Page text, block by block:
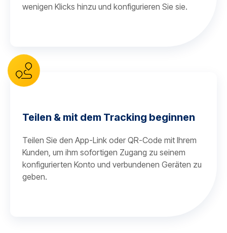
wenigen Klicks hinzu und konfigurieren Sie sie.
Teilen & mit dem Tracking beginnen
Teilen Sie den App-Link oder QR-Code mit Ihrem
Kunden, um ihm sofortigen Zugang zu seinem
konfigurierten Konto und verbundenen Geräten zu
geben.